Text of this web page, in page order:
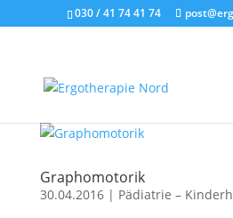
030 / 41 74 41 74
Graphomotorik
30.04.2016| Pädiatrie –